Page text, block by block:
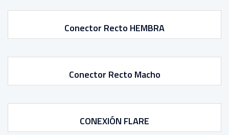
Conector Recto HEMBRA
Conector Recto Macho
CONEXIÓN FLARE